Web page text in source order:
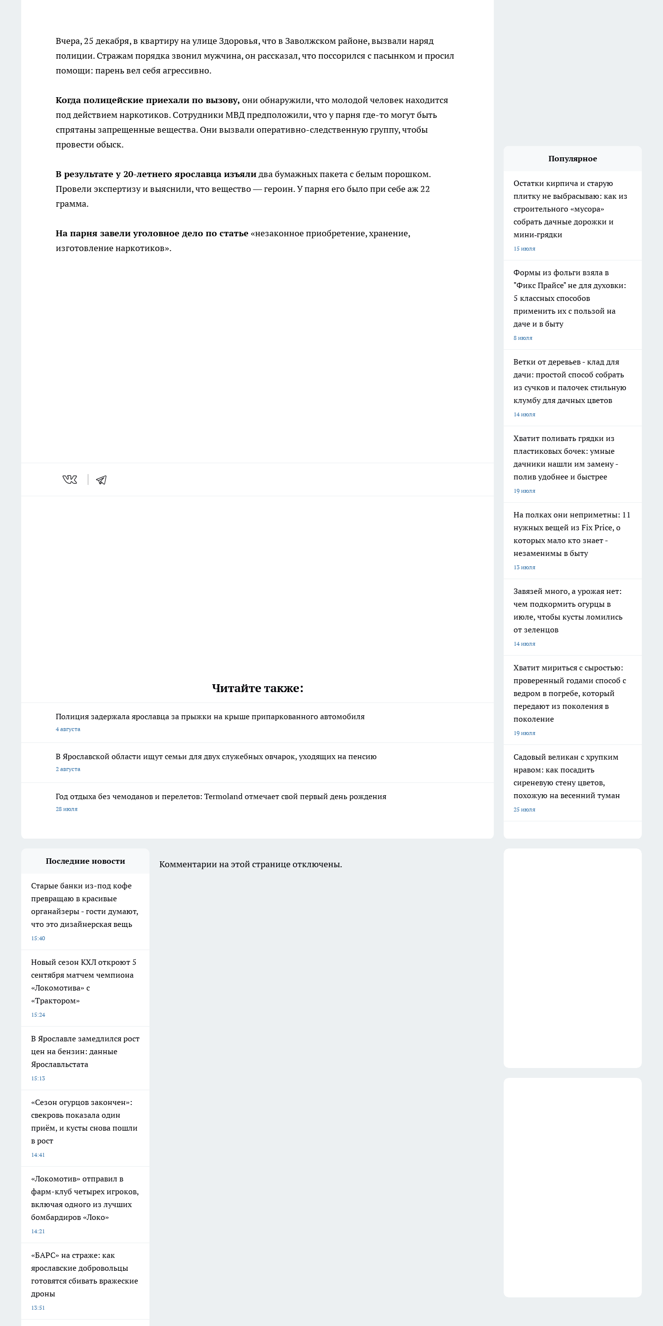
Вчера, 25 декабря, в квартиру на улице Здоровья, что в Заволжском районе, вызвали наряд
полиции. Стражам порядка звонил мужчина, он рассказал, что поссорился с пасынком и просил
помощи: парень вел себя агрессивно.
Когда полицейские приехали по вызову, они обнаружили, что молодой человек находится
под действием наркотиков. Сотрудники МВД предположили, что у парня где-то могут быть
спрятаны запрещенные вещества. Они вызвали оперативно-следственную группу, чтобы
провести обыск.
В результате у 20-летнего ярославца изъялидва бумажных пакета с белым порошком.
Провели экспертизу и выяснили, что вещество — героин. У парня его было при себе аж 22
грамма.
На парня завели уголовное дело по статье «незаконное приобретение, хранение,
изготовление наркотиков».
Читайте также:
Полиция задержала ярославца за прыжки на крыше припаркованного автомобиля
4 августа
В Ярославской области ищут семьи для двух служебных овчарок, уходящих на пенсию
2 августа
Год отдыха без чемоданов и перелетов: Termoland отмечает свой первый день рождения
28 июля
Популярное
Остатки кирпича и старую
плитку не выбрасываю: как из
строительного «мусора»
собрать дачные дорожки и
мини‑грядки
15 июля
Формы из фольги взяла в
"Фикс Прайсе" не для духовки:
5 классных способов
применить их с пользой на
даче и в быту
8 июля
Ветки от деревьев - клад для
дачи: простой способ собрать
из сучков и палочек стильную
клумбу для дачных цветов
14 июля
Хватит поливать грядки из
пластиковых бочек: умные
дачники нашли им замену -
полив удобнее и быстрее
19 июля
На полках они неприметны: 11
нужных вещей из Fix Price, о
которых мало кто знает -
незаменимы в быту
13 июля
Завязей много, а урожая нет:
чем подкормить огурцы в
июле, чтобы кусты ломились
от зеленцов
14 июля
Хватит мириться с сыростью:
проверенный годами способ с
ведром в погребе, который
передают из поколения в
поколение
19 июля
Садовый великан с хрупким
нравом: как посадить
сиреневую стену цветов,
похожую на весенний туман
25 июля
Последние новости
Старые банки из-под кофе
превращаю в красивые
органайзеры - гости думают,
что это дизайнерская вещь
15:40
Новый сезон КХЛ откроют 5
сентября матчем чемпиона
«Локомотива» с
«Трактором»
15:24
В Ярославле замедлился рост
цен на бензин: данные
Ярославльстата
15:13
«Сезон огурцов закончен»:
свекровь показала один
приём, и кусты снова пошли
в рост
14:41
«Локомотив» отправил в
фарм-клуб четырех игроков,
включая одного из лучших
бомбардиров «Локо»
14:21
«БАРС» на страже: как
ярославские добровольцы
готовятся сбивать вражеские
дроны
13:51
Комментарии на этой странице отключены.